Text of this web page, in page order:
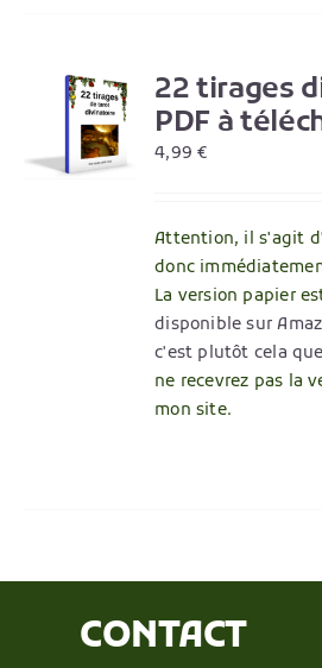
22 tirages
PDF à
4,99€
Attention, il s'agit
donc
La version papier
disponible sur
c'est plutôt cela
ne recevrez pas la
mon site.
CONTACT